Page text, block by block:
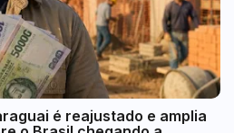
é reajustado e amplia